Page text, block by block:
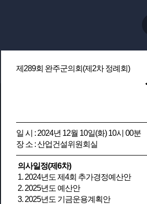
제289회 완주군의회(제2차 정례회)
일 시 : 2024년 12월 10일(화) 10시 00분
장 소 : 산업건설위원회실
의사일정(제6차)
1. 2024년도 제4회 추가경정예산안
2. 2025년도 예산안
3. 2025년도 기금운용계획안